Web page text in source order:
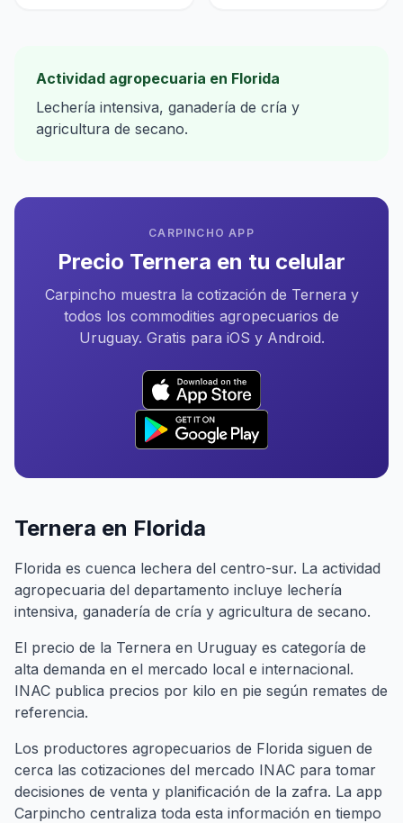
Actividad agropecuaria en Florida
Lechería intensiva, ganadería de cría y
agricultura de secano.
CARPINCHO APP
Precio Ternera en tu celular
Carpincho muestra la cotización de Ternera y
todos los commodities agropecuarios de
Uruguay. Gratis para iOS y Android.
Ternera en Florida
Florida es cuenca lechera del centro-sur. La actividad
agropecuaria del departamento incluye lechería
intensiva, ganadería de cría y agricultura de secano.
El precio de la Ternera en Uruguay es categoría de
alta demanda en el mercado local e internacional.
INAC publica precios por kilo en pie según remates de
referencia.
Los productores agropecuarios de Florida siguen de
cerca las cotizaciones del mercado INAC para tomar
decisiones de venta y planificación de la zafra. La app
Carpincho centraliza toda esta información en tiempo